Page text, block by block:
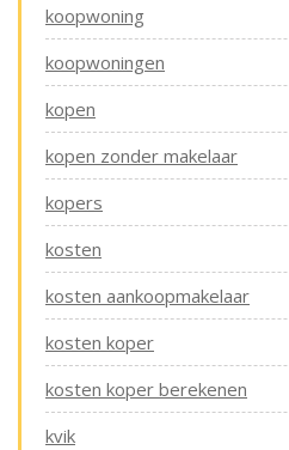
koopwoning
koopwoningen
kopen
kopen zonder makelaar
kopers
kosten
kosten aankoopmakelaar
kosten koper
kosten koper berekenen
kvik